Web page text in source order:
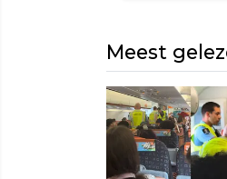
Meest